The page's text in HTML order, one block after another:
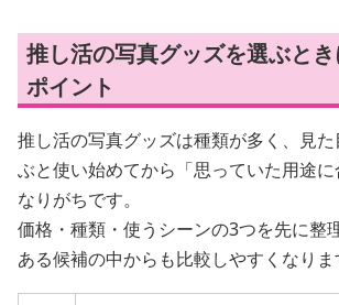
推し活の写真グッズを選ぶと
ポイント
推し活の写真グッズは種類が多く、見
ぶと使い始めてから「思っていた用途
なりがちです。
価格・種類・使うシーンの3つを先に整
ある候補の中からも比較しやすくなりま